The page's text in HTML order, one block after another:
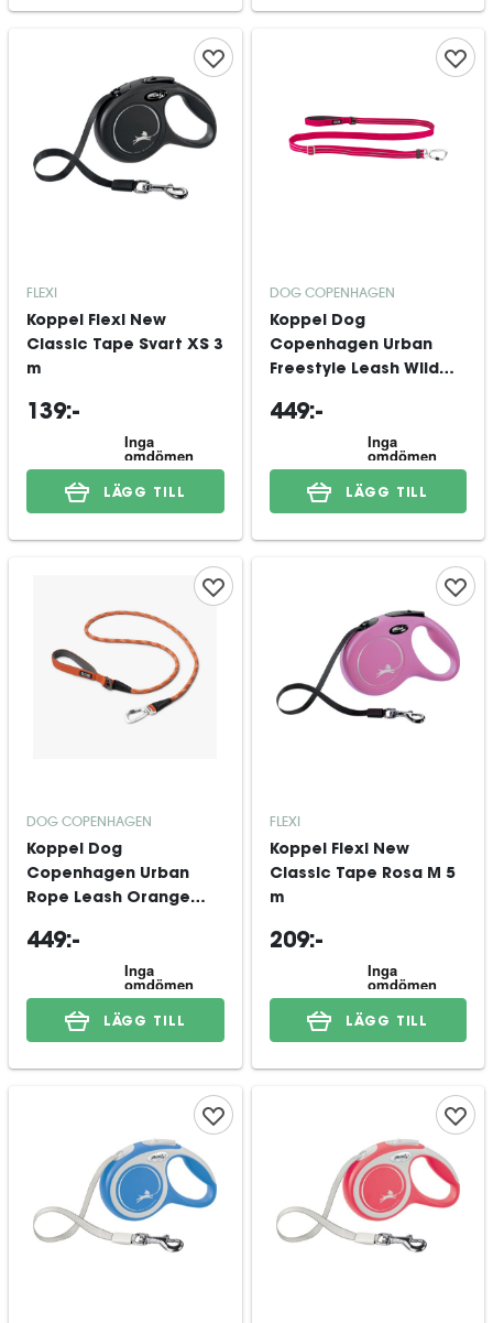
FLEXI
Koppel Flexi New
Classic Tape Svart XS 3
m
139:-
LÄGG TILL
DOG COPENHAGEN
Koppel Dog
Copenhagen Urban
Freestyle Leash Wild
449:-
LÄGG TILL
DOG COPENHAGEN
Koppel Dog
Copenhagen Urban
Rope Leash Orange
449:-
LÄGG TILL
FLEXI
Koppel Flexi New
Classic Tape Rosa M 5
m
209:-
LÄGG TILL